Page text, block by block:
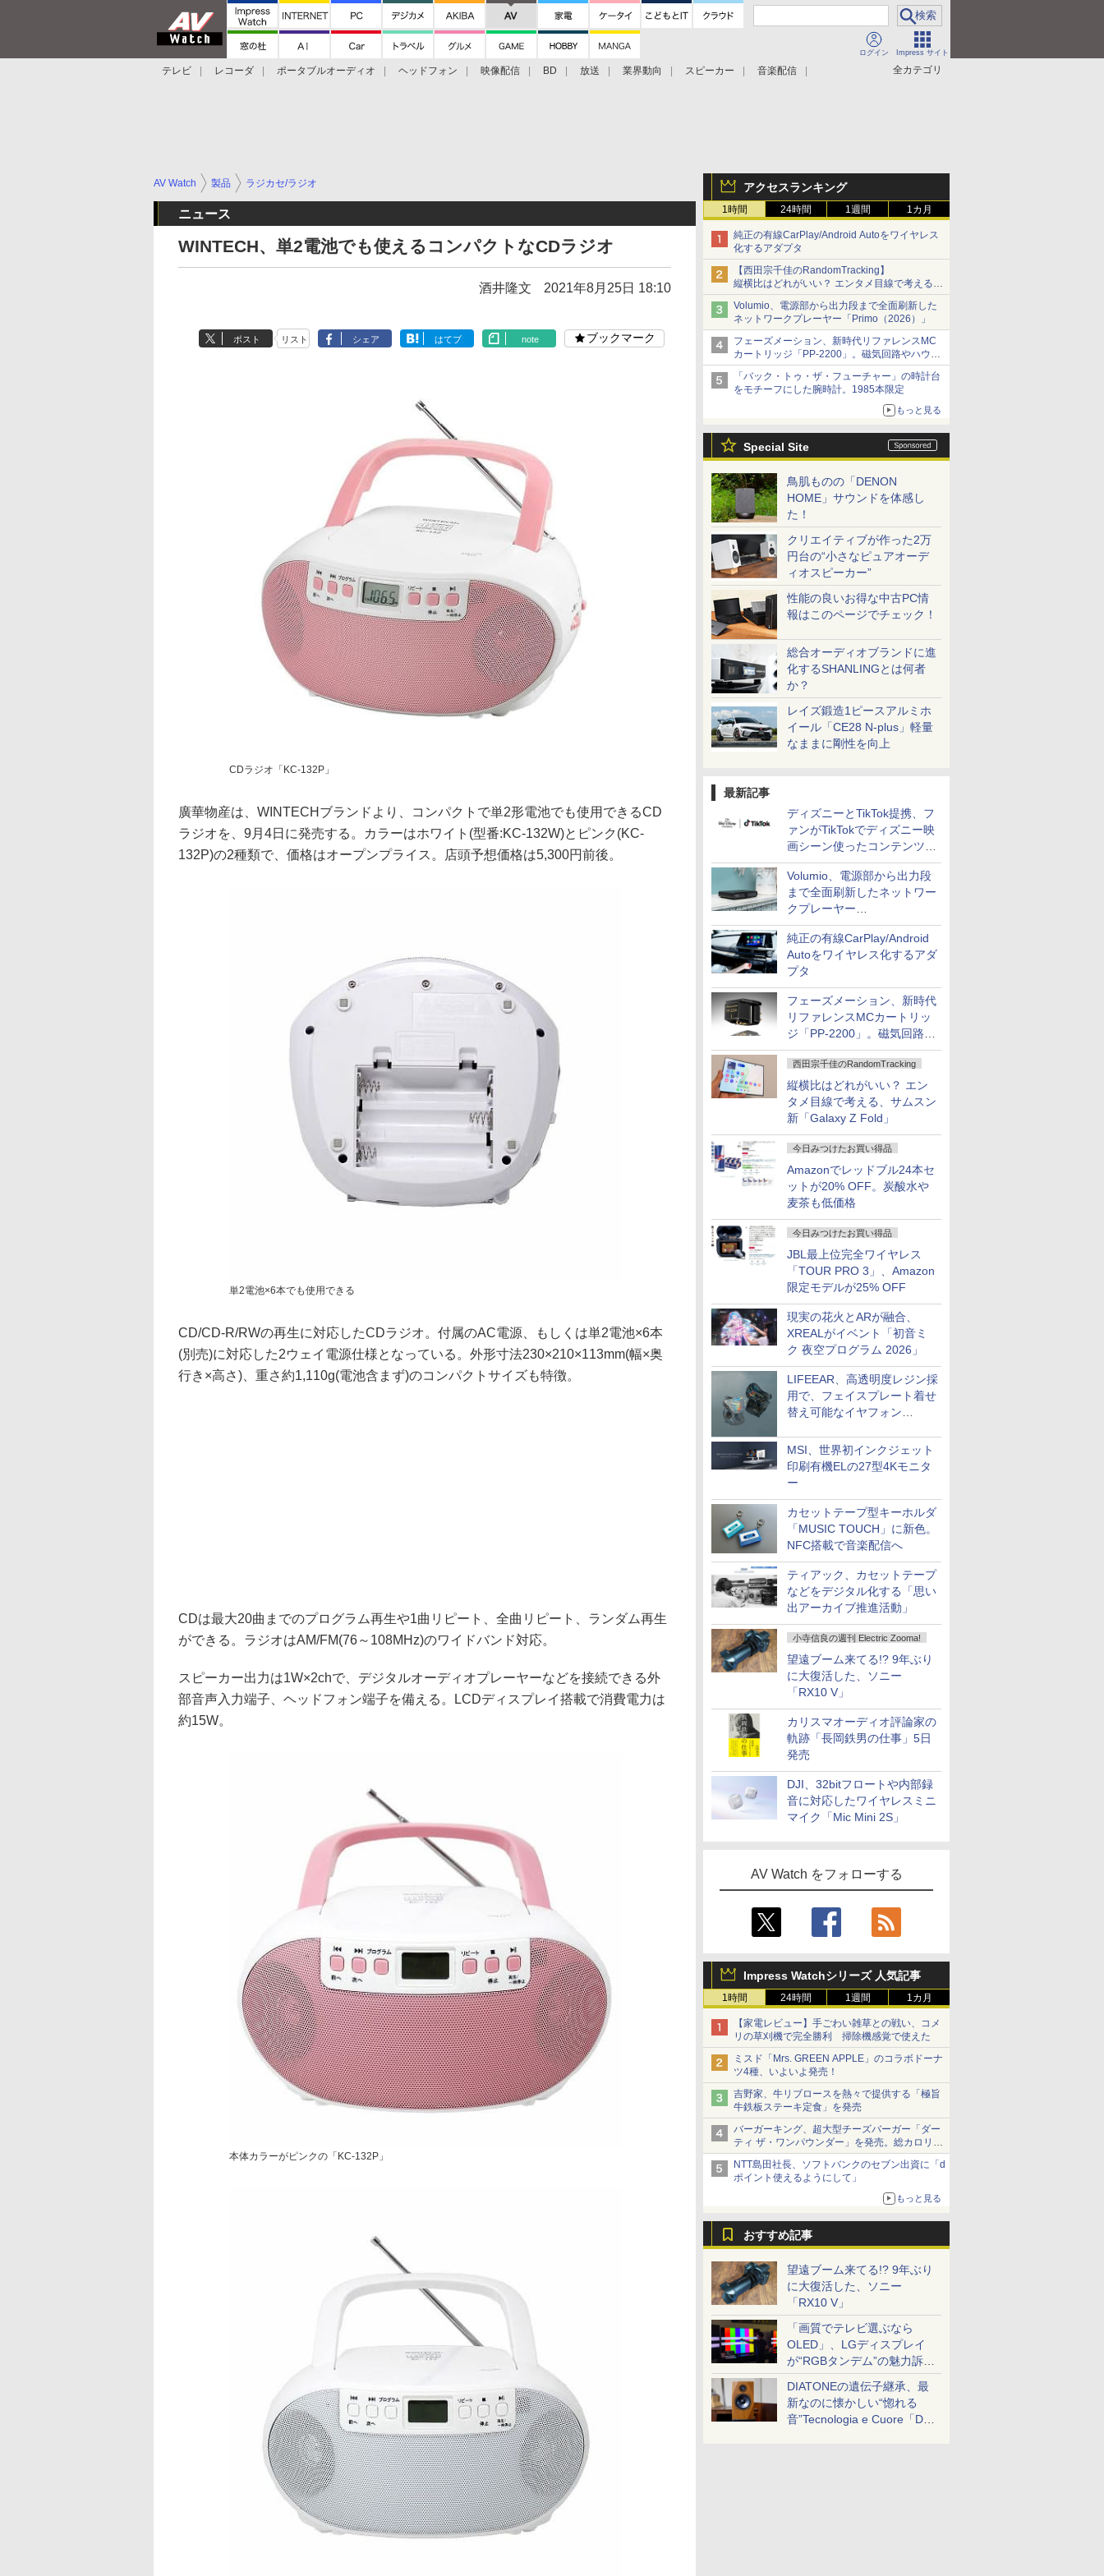
ログイン Impress サイト
全カテゴリ
テレビ レコーダ ポータブルオーディオ ヘッドフォン 映像配信 BD 放送 業界動向 スピーカー
音楽配信
アクセスランキング
1時間 24時間 1週間 1カ月
純正の有線CarPlay/Android Autoをワイヤレス
化するアダプタ
【西田宗千佳のRandomTracking】
縦横比はどれがいい？ エンタメ目線で考える、
サムスン新「Galaxy Z Fold」
Volumio、電源部から出力段まで全面刷新した
ネットワークプレーヤー「Primo（2026）」
フェーズメーション、新時代リファレンスMC
カートリッジ「PP-2200」。磁気回路やハウジ
ングを根本から見直し
「バック・トゥ・ザ・フューチャー」の時計台
をモチーフにした腕時計。1985本限定
もっと見る
Special Site
鳥肌ものの「DENON
HOME」サウンドを体感し
た！
クリエイティブが作った2万
円台の“小さなピュアオーデ
ィオスピーカー”
性能の良いお得な中古PC情
報はこのページでチェック！
総合オーディオブランドに進
化するSHANLINGとは何者
か？
レイズ鍛造1ピースアルミホ
イール「CE28 N-plus」軽量
なままに剛性を向上
最新記事
ディズニーとTikTok提携、フ
ァンがTikTokでディズニー映
画シーン使ったコンテンツ制
作、Disney+にも配信
Volumio、電源部から出力段
まで全面刷新したネットワー
クプレーヤー
「Primo（2026）」
純正の有線CarPlay/Android
Autoをワイヤレス化するアダ
プタ
フェーズメーション、新時代
リファレンスMCカートリッ
ジ「PP-2200」。磁気回路や
ハウジングを根本から見直し
西田宗千佳のRandomTracking
縦横比はどれがいい？ エン
タメ目線で考える、サムスン
新「Galaxy Z Fold」
今日みつけたお買い得品
Amazonでレッドブル24本セ
ットが20% OFF。炭酸水や
麦茶も低価格
今日みつけたお買い得品
JBL最上位完全ワイヤレス
「TOUR PRO 3」、Amazon
限定モデルが25% OFF
現実の花火とARが融合、
XREALがイベント「初音ミ
ク 夜空プログラム 2026」
LIFEEAR、高透明度レジン採
用で、フェイスプレート着せ
替え可能なイヤフォン
MSI、世界初インクジェット
印刷有機ELの27型4Kモニタ
ー
カセットテープ型キーホルダ
「MUSIC TOUCH」に新色。
NFC搭載で音楽配信へ
ティアック、カセットテープ
などをデジタル化する「思い
出アーカイブ推進活動」
小寺信良の週刊 Electric Zooma!
望遠ブーム来てる!? 9年ぶり
に大復活した、ソニー
「RX10 V」
カリスマオーディオ評論家の
軌跡「長岡鉄男の仕事」5日
発売
DJI、32bitフロートや内部録
音に対応したワイヤレスミニ
マイク「Mic Mini 2S」
AV Watch をフォローする
Impress Watchシリーズ 人気記事
1時間 24時間 1週間 1カ月
【家電レビュー】手ごわい雑草との戦い、コメ
リの草刈機で完全勝利 掃除機感覚で使えた
ミスド「Mrs. GREEN APPLE」のコラボドーナ
ツ4種、いよいよ発売！
吉野家、牛リブロースを熱々で提供する「極旨
牛鉄板ステーキ定食」を発売
バーガーキング、超大型チーズバーガー「ダー
ティ ザ・ワンパウンダー」を発売。総カロリー
約1656kcal、総重量約527g！
NTT島田社長、ソフトバンクのセブン出資に「d
ポイント使えるようにして」
もっと見る
おすすめ記事
望遠ブーム来てる!? 9年ぶり
に大復活した、ソニー
「RX10 V」
「画質でテレビ選ぶなら
OLED」、LGディスプレイ
が“RGBタンデム”の魅力訴
求。液晶とのガチ比較も
DIATONEの遺伝子継承、最
新なのに懐かしい“惚れる
音”Tecnologia e Cuore「DS-
AV Watch 製品 ラジカセ/ラジオ
ニュース
WINTECH、単2電池でも使えるコンパクトなCDラジオ
酒井隆文 2021年8月25日 18:10
ポスト リスト シェア はてブ note ブックマーク
CDラジオ「KC-132P」
廣華物産は、WINTECHブランドより、コンパクトで単2形電池でも使用できるCD
ラジオを、9月4日に発売する。カラーはホワイト(型番:KC-132W)とピンク(KC-
132P)の2種類で、価格はオープンプライス。店頭予想価格は5,300円前後。
単2電池×6本でも使用できる
CD/CD-R/RWの再生に対応したCDラジオ。付属のAC電源、もしくは単2電池×6本
(別売)に対応した2ウェイ電源仕様となっている。外形寸法230×210×113mm(幅×奥
行き×高さ)、重さ約1,110g(電池含まず)のコンパクトサイズも特徴。
CDは最大20曲までのプログラム再生や1曲リピート、全曲リピート、ランダム再生
ができる。ラジオはAM/FM(76～108MHz)のワイドバンド対応。
スピーカー出力は1W×2chで、デジタルオーディオプレーヤーなどを接続できる外
部音声入力端子、ヘッドフォン端子を備える。LCDディスプレイ搭載で消費電力は
約15W。
本体カラーがピンクの「KC-132P」